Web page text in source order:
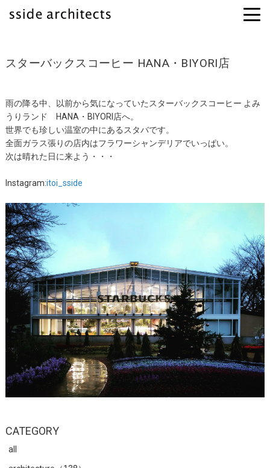
スターバックスコーヒー HANA・BIYORI店
雨の降る中、以前から気になっていたスターバックスコーヒー よみ
うりランド HANA・BIYORI店へ。
世界でも珍しい温室の中にあるスタバです。
全面ガラス張りの店内はフラワーシャンデリアでいっぱい。
次は晴れた日に来よう・・・
Instagram:itoi_sside
CATEGORY
all